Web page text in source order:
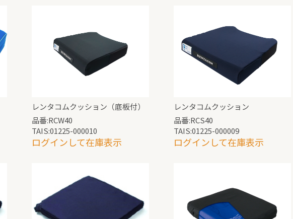
レンタコムクッション（底板付）
品番:RCW40
TAIS:01225-000010
ログインして在庫表示
レンタコムクッション
品番:RCS40
TAIS:01225-000009
ログインして在庫表示